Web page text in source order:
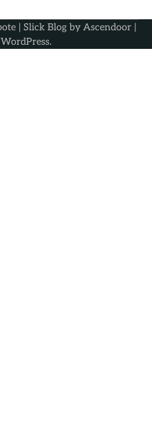
| Slick Blog by Ascendoor|
WordPress.